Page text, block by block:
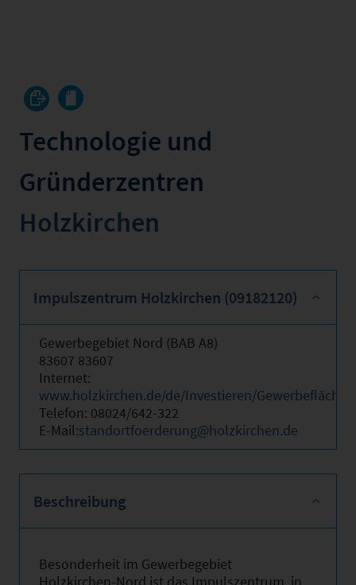
Technologie und
Gründerzentren
Holzkirchen
Impulszentrum Holzkirchen (09182120)
Gewerbegebiet Nord (BAB A8)
83607 83607
Internet:
www.holzkirchen.de/de/Investieren/Gewerbeflächen
Telefon: 08024/642-322
E-Mail:standortfoerderung@holzkirchen.de
Beschreibung
Besonderheit im Gewerbegebiet